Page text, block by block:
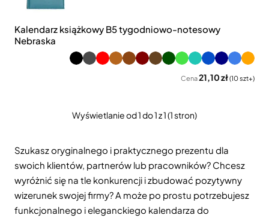
Kalendarz książkowy B5 tygodniowo-notesowy
Nebraska
Cena21,10 zł(10 szt+)
Wyświetlanie od 1 do 1 z 1 (1 stron)
Szukasz oryginalnego i praktycznego prezentu dla
swoich klientów, partnerów lub pracowników? Chcesz
wyróżnić się na tle konkurencji i zbudować pozytywny
wizerunek swojej firmy? A może po prostu potrzebujesz
funkcjonalnego i eleganckiego kalendarza do